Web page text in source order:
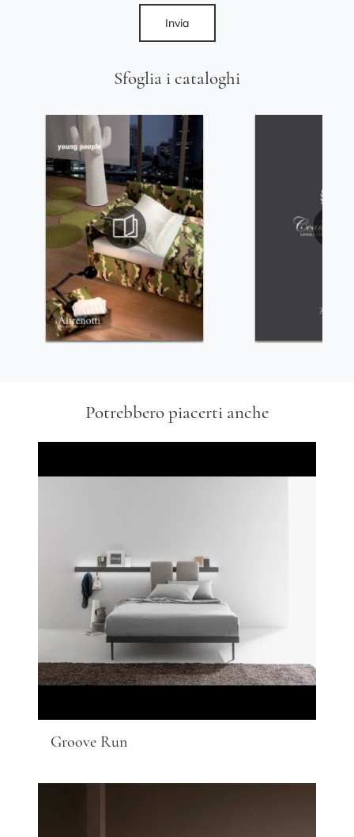
Sfoglia i cataloghi
Invia
Potrebbero piacerti anche
Groove Run